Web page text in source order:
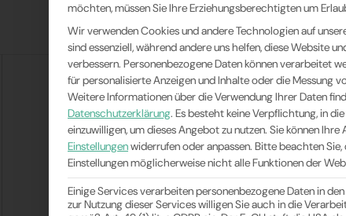
möchten, müssen Sie Ihre Erziehungsberechtigten um
Wir verwenden Cookies und andere Technologien auf
sind essenziell, während andere uns helfen, diese Website
verbessern. Personenbezogene Daten können verarbeitet
für personalisierte Anzeigen und Inhalte oder die Messung
Weitere Informationen über die Verwendung Ihrer Daten
Datenschutzerklärung. Es besteht keine Verpflichtung, in
einzuwilligen, um dieses Angebot zu nutzen. Sie können Ihre
Einstellungenwiderrufen oder anpassen. Bitte beachten Sie,
Einstellungen möglicherweise nicht alle Funktionen der
Einige Services verarbeiten personenbezogene Daten in
zur Nutzung dieser Services willigen Sie auch in die